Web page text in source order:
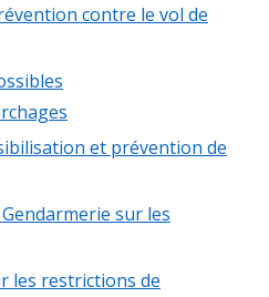
contre le vol de
et prévention de
sur les
les restrictions de